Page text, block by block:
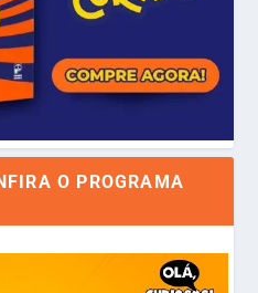
O PROGRAMA